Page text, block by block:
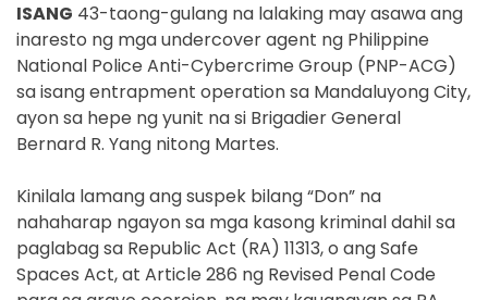
ISANG 43-taong-gulang na lalaking may asawa ang
inaresto ng mga undercover agent ng Philippine
National Police Anti-Cybercrime Group (PNP-ACG)
sa isang entrapment operation sa Mandaluyong City,
ayon sa hepe ng yunit na si Brigadier General
Bernard R. Yang nitong Martes.
Kinilala lamang ang suspek bilang “Don” na
nahaharap ngayon sa mga kasong kriminal dahil sa
paglabag sa Republic Act (RA) 11313, o ang Safe
Spaces Act, at Article 286 ng Revised Penal Code